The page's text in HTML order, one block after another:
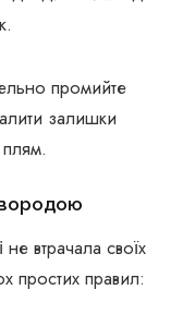
промийте
залишки
втрачала своїх
простих правил: